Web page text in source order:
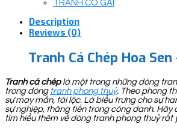
TRANH CÔ GÁI
Description
Reviews (0)
Tranh Cá Chép Hoa Sen
Tranh cá chéplà một trong những dòng
trong dòng tranh phong thuỷ. Theo phong
sự may mắn, tài lộc. Là biểu trưng cho sự
sự nghiệp, thăng tiến trong công danh. Hãy
tìm hiểu thêm về dòng tranh phong thuỷ rất